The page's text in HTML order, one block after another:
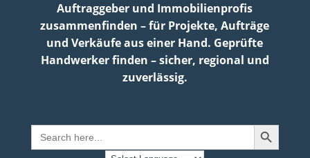
Auftraggeber und Immobilienprofis
zusammenfinden – für Projekte, Aufträge
und Verkäufe aus einer Hand. Geprüfte
Handwerker finden – sicher, regional und
zuverlässig.
Search
for:
Search Button